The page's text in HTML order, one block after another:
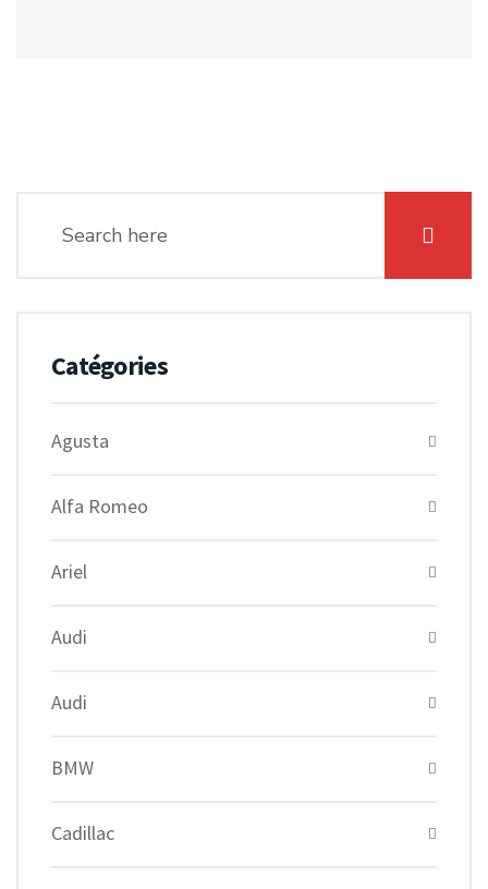
Catégories
Agusta
Alfa Romeo
Ariel
Audi
Audi
BMW
Cadillac